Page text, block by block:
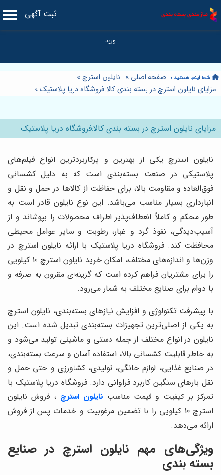
ثبت آگهی
صفحه اصلی » نایلون استرچ»
مزایای نایلون استرچ در بسته بندی کالا:فروشگاه دریا پلاستیک»
مزایای نایلون استرچ در بسته بندی کالا:فروشگاه دریا پلاستیک
نایلون استرچ یکی از بهترین و پرکاربردترین انواع فیلم‌های
پلاستیکی در صنعت بسته‌بندی است که به دلیل کشسانی
فوق‌العاده و مقاومت بالا، برای حفاظت از کالاها در حمل و نقل و
انبارداری بسیار مناسب می‌باشد. این نوع نایلون قادر است به
طور محکم و کاملاً انعطاف‌پذیر اطراف محصولات را بپوشاند و از
آسیب‌دیدگی، نفوذ گرد و غبار، رطوبت و سایر عوامل محیطی
محافظت کند. فروشگاه دریا پلاستیک با ارائه نایلون استرچ در
وزن‌ها و اندازه‌های مختلف، امکان خرید نایلون استرچ 10 کیلویی
را برای مشتریان فراهم کرده است که گزینه‌ای مقرون به صرفه و
با دوام برای صنایع مختلف به شمار می‌رود.
با پیشرفت تکنولوژی و افزایش نیازهای بسته‌بندی، نایلون استرچ
به یکی از اصلی‌ترین تجهیزات بسته‌بندی تبدیل شده است. این
نایلون در انواع مختلف از جمله دستی و ماشینی تولید می‌شود و
به خاطر قابلیت کشسانی بالا، استفاده آسان و سرعت بسته‌بندی،
در صنایع غذایی، لوازم خانگی، تولیدی، کشاورزی و حتی حمل و
نقل بارهای سنگین کاربرد فراوانی دارد. فروشگاه دریا پلاستیک با
تمرکز بر کیفیت و قیمت مناسب نایلون استرچ ، فروش نایلون
استرچ 10 کیلویی را با تضمین مرغوبیت و خدمات پس از فروش
ارائه می‌دهد.
ویژگی‌های مهم نایلون استرچ در صنایع
بسته بندی